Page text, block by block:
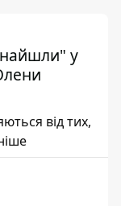
у
від тих,